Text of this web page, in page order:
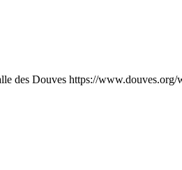
des Douves https://www.douves.org/